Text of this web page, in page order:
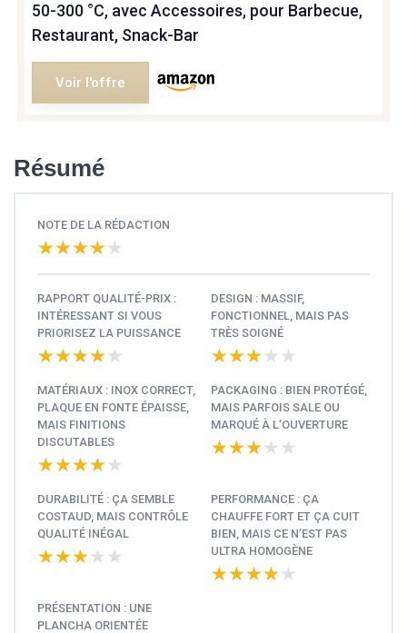
50-300 °C, avec Accessoires, pour Barbecue,
Restaurant, Snack-Bar
Voir l'offre
Résumé
NOTE DE LA RÉDACTION
★★★★★
★★★★★
RAPPORT QUALITÉ-PRIX :
INTÉRESSANT SI VOUS
PRIORISEZ LA PUISSANCE
★★★★★
★★★★★
DESIGN : MASSIF,
FONCTIONNEL, MAIS PAS
TRÈS SOIGNÉ
★★★★★
★★★★★
MATÉRIAUX : INOX CORRECT,
PLAQUE EN FONTE ÉPAISSE,
MAIS FINITIONS
DISCUTABLES
★★★★★
★★★★★
PACKAGING : BIEN PROTÉGÉ,
MAIS PARFOIS SALE OU
MARQUÉ À L’OUVERTURE
★★★★★
★★★★★
DURABILITÉ : ÇA SEMBLE
COSTAUD, MAIS CONTRÔLE
QUALITÉ INÉGAL
★★★★★
★★★★★
PERFORMANCE : ÇA
CHAUFFE FORT ET ÇA CUIT
BIEN, MAIS CE N’EST PAS
ULTRA HOMOGÈNE
★★★★★
★★★★★
PRÉSENTATION : UNE
PLANCHA ORIENTÉE